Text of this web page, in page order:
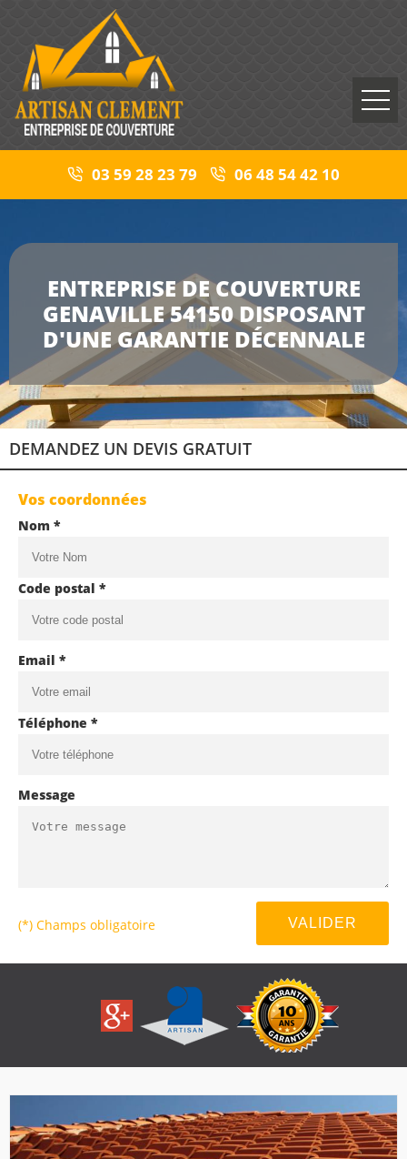
03 59 28 23 79 06 48 54 42 10
ENTREPRISE DE COUVERTURE
GENAVILLE 54150 DISPOSANT
D'UNE GARANTIE DÉCENNALE
DEMANDEZ UN DEVIS GRATUIT
Vos coordonnées
Nom *
Code postal *
Email *
Téléphone *
Message
(*) Champs obligatoire